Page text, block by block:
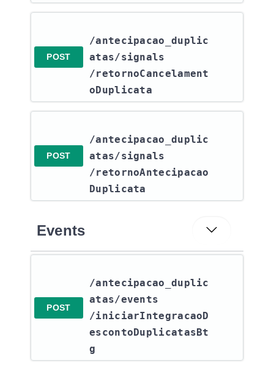
POST
/antecipacao_duplic
atas​/signals​
/retornoCancelament
oDuplicata
POST
/antecipacao_duplic
atas​/signals​
/retornoAntecipacao
Duplicata
Events
POST
/antecipacao_duplic
atas​/events​
/iniciarIntegracaoD
escontoDuplicatasBt
g